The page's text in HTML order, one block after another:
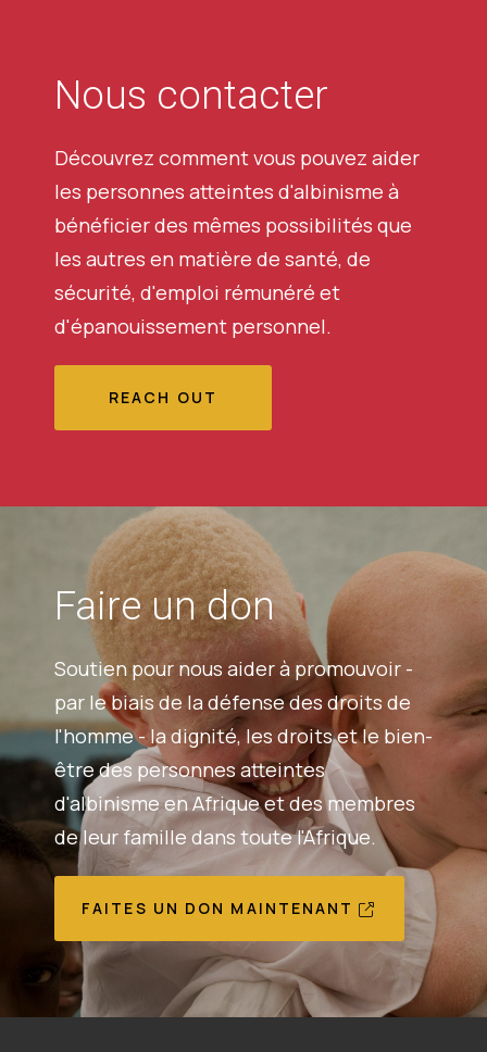
Nous contacter
Découvrez comment vous pouvez aider
les personnes atteintes d'albinisme à
bénéficier des mêmes possibilités que
les autres en matière de santé, de
sécurité, d'emploi rémunéré et
d'épanouissement personnel.
REACH OUT
Faire un don
Soutien pour nous aider à promouvoir -
par le biais de la défense des droits de
l'homme - la dignité, les droits et le bien-
être des personnes atteintes
d'albinisme en Afrique et des membres
de leur famille dans toute l'Afrique.
FAITES UN DON MAINTENANT